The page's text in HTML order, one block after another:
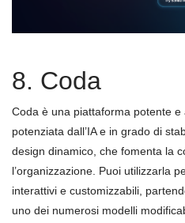
8. Coda
Coda è una piattaforma potente e
potenziata dall’IA e in grado di
design dinamico, che fomenta la
l’organizzazione. Puoi utilizzarla
interattivi e customizzabili,
uno dei numerosi modelli